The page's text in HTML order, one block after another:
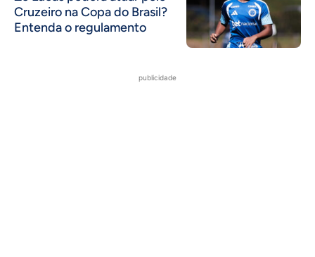
Cruzeiro na Copa do Brasil?
Entenda o regulamento
publicidade